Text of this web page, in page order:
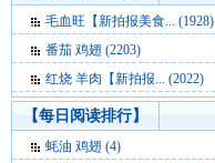
毛血旺【新拍报美食... (1928)
番茄 鸡翅 (2203)
红烧 羊肉【新拍报... (2022)
【每日阅读排行】
蚝油 鸡翅 (4)